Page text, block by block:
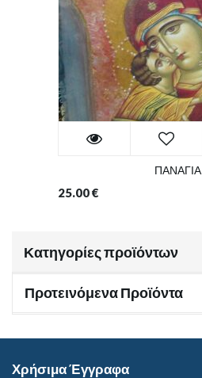
ΠΑΝΑΓΙΑ
25.00€
Κατηγορίες προϊόντων
Προτεινόμενα Προϊόντα
Χρήσιμα Έγγραφα